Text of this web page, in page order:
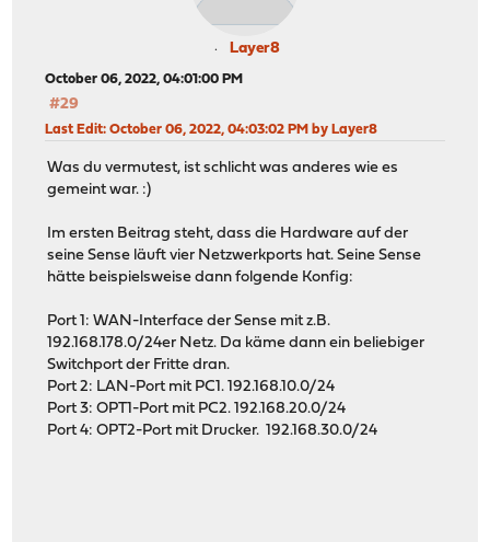
Layer8
October 06, 2022, 04:01:00 PM
#29
Last Edit: October 06, 2022, 04:03:02 PM by Layer8
Was du vermutest, ist schlicht was anderes wie es
gemeint war. :)
Im ersten Beitrag steht, dass die Hardware auf der
seine Sense läuft vier Netzwerkports hat. Seine Sense
hätte beispielsweise dann folgende Konfig:
Port 1: WAN-Interface der Sense mit z.B.
192.168.178.0/24er Netz. Da käme dann ein beliebiger
Switchport der Fritte dran.
Port 2: LAN-Port mit PC1. 192.168.10.0/24
Port 3: OPT1-Port mit PC2. 192.168.20.0/24
Port 4: OPT2-Port mit Drucker. 192.168.30.0/24